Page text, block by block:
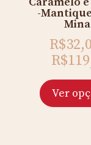
-
R$
R$
Ver